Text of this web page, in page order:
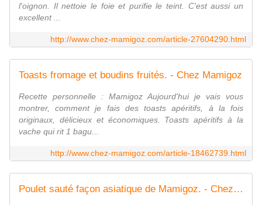
l'oignon. Il nettoie le foie et purifie le teint. C'est aussi un
excellent ...
http://www.chez-mamigoz.com/article-27604290.html
Toasts fromage et boudins fruités. - Chez Mamigoz
Recette personnelle : Mamigoz Aujourd'hui je vais vous
montrer, comment je fais des toasts apéritifs, à la fois
originaux, délicieux et économiques. Toasts apéritifs à la
vache qui rit 1 bagu...
http://www.chez-mamigoz.com/article-18462739.html
Poulet sauté façon asiatique de Mamigoz. - Chez Mamigoz